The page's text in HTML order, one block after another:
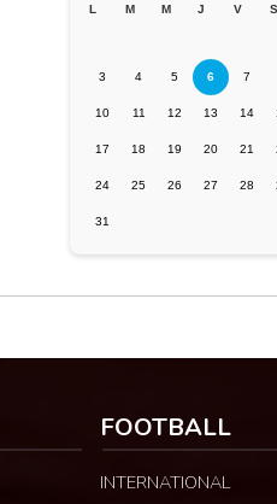
L M M J V S
3 4 5 6 7
10 11 12 13 14
17 18 19 20 21
24 25 26 27 28
31
FOOTBALL
INTERNATIONAL